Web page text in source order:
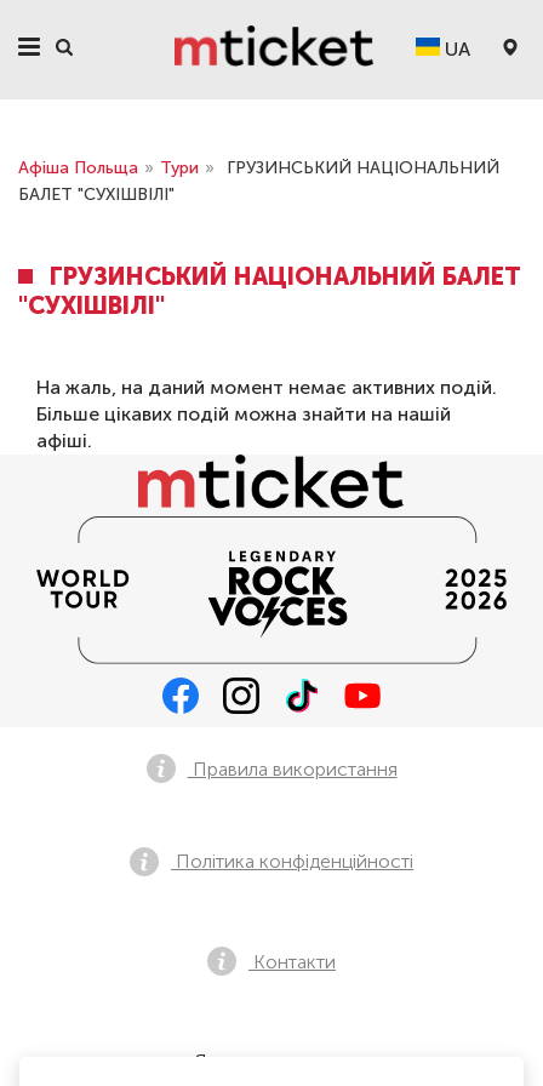
UA
Афіша Польща » Тури »
ГРУЗИНСЬКИЙ НАЦІОНАЛЬНИЙ
БАЛЕТ "СУХІШВІЛІ"
ГРУЗИНСЬКИЙ НАЦІОНАЛЬНИЙ БАЛЕТ
"СУХІШВІЛІ"
На жаль, на даний момент немає активних подій.
Більше цікавих подій можна знайти на нашій
афіші.
Правила використання
Політика конфіденційності
Контакти
Як купити квиток